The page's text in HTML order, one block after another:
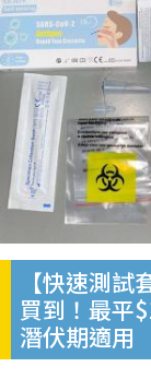
【快速測
買到！最平
潛伏期適用